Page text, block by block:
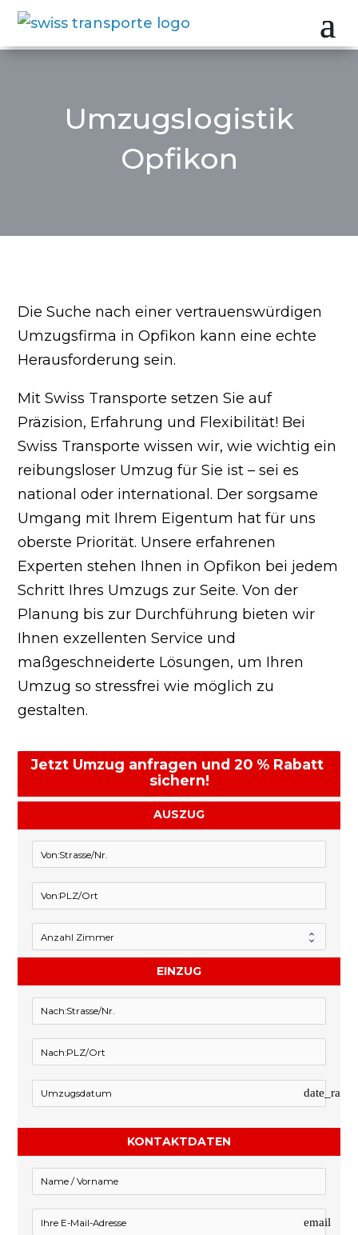
Umzugslogistik
Opfikon
Die Suche nach einer vertrauenswürdigen
Umzugsfirma in Opfikon kann eine echte
Herausforderung sein.
Mit Swiss Transporte setzen Sie auf
Präzision, Erfahrung und Flexibilität! Bei
Swiss Transporte wissen wir, wie wichtig ein
reibungsloser Umzug für Sie ist – sei es
national oder international. Der sorgsame
Umgang mit Ihrem Eigentum hat für uns
oberste Priorität. Unsere erfahrenen
Experten stehen Ihnen in Opfikon bei jedem
Schritt Ihres Umzugs zur Seite. Von der
Planung bis zur Durchführung bieten wir
Ihnen exzellenten Service und
maßgeschneiderte Lösungen, um Ihren
Umzug so stressfrei wie möglich zu
gestalten.
Jetzt Umzug anfragen und 20 % Rabatt
sichern!
AUSZUG
EINZUG
date_range
KONTAKTDATEN
email